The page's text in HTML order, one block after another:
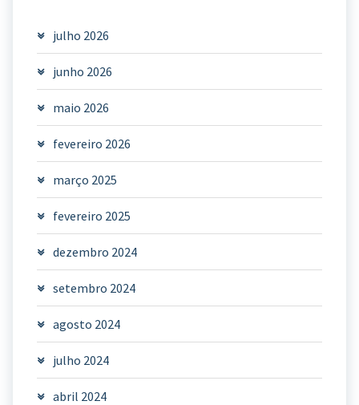
julho 2026
junho 2026
maio 2026
fevereiro 2026
março 2025
fevereiro 2025
dezembro 2024
setembro 2024
agosto 2024
julho 2024
abril 2024